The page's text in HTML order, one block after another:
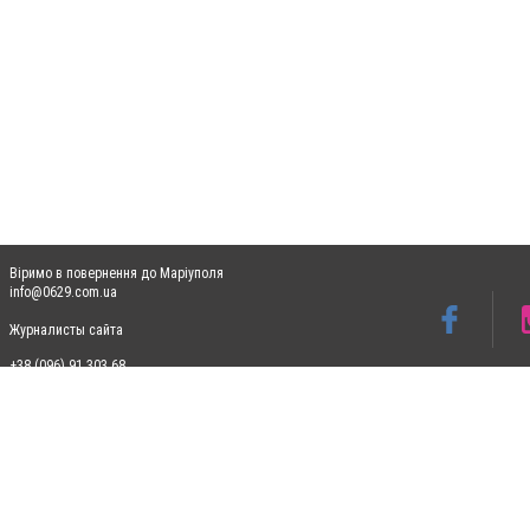
Віримо в повернення до Маріуполя
info@0629.com.ua
Журналисты сайта
+38 (096) 91 303 68